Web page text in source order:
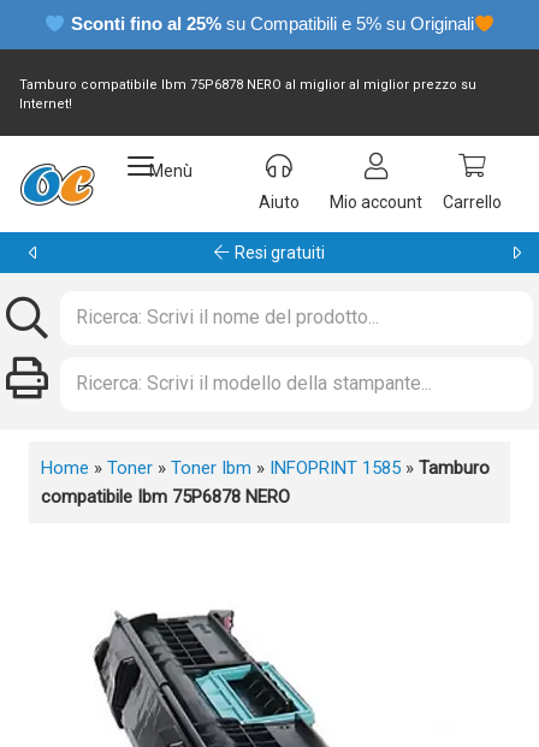
Sconti fino al 25% su Compatibili e 5% su Originali
Tamburo compatibile Ibm 75P6878 NERO al miglior al miglior prezzo su
Internet!
Menù
Aiuto
Mio account Carrello
Garanzia 24 mesi
Home » Toner » Toner Ibm » INFOPRINT 1585 » Tamburo
compatibile Ibm 75P6878 NERO